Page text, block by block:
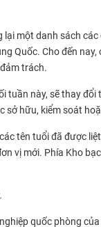
lại một danh sách
Quốc. Cho đến
trách.
tuần này, sẽ thay
hữu, kiểm soát
tên tuổi đã được
vị mới. Phía Kho
quốc phòng